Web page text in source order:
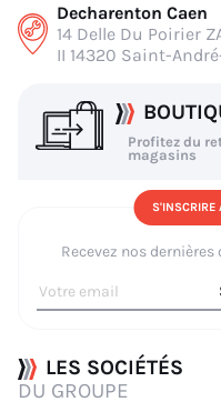
Decharenton Caen
14 Delle Du Poirier
II 14320 Saint-
Profitez du
magasins
S'INSCRIRE
Recevez nos
LES SOCIÉTÉS
DU GROUPE